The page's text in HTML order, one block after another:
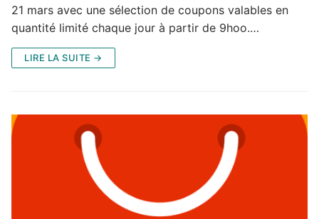
21 mars avec une sélection de coupons valables en
quantité limité chaque jour à partir de 9hoo.…
LIRE LA SUITE →